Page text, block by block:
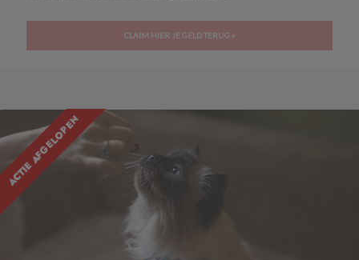
CLAIM HIER JE GELD TERUG »
ACTIE AFGELOPEN